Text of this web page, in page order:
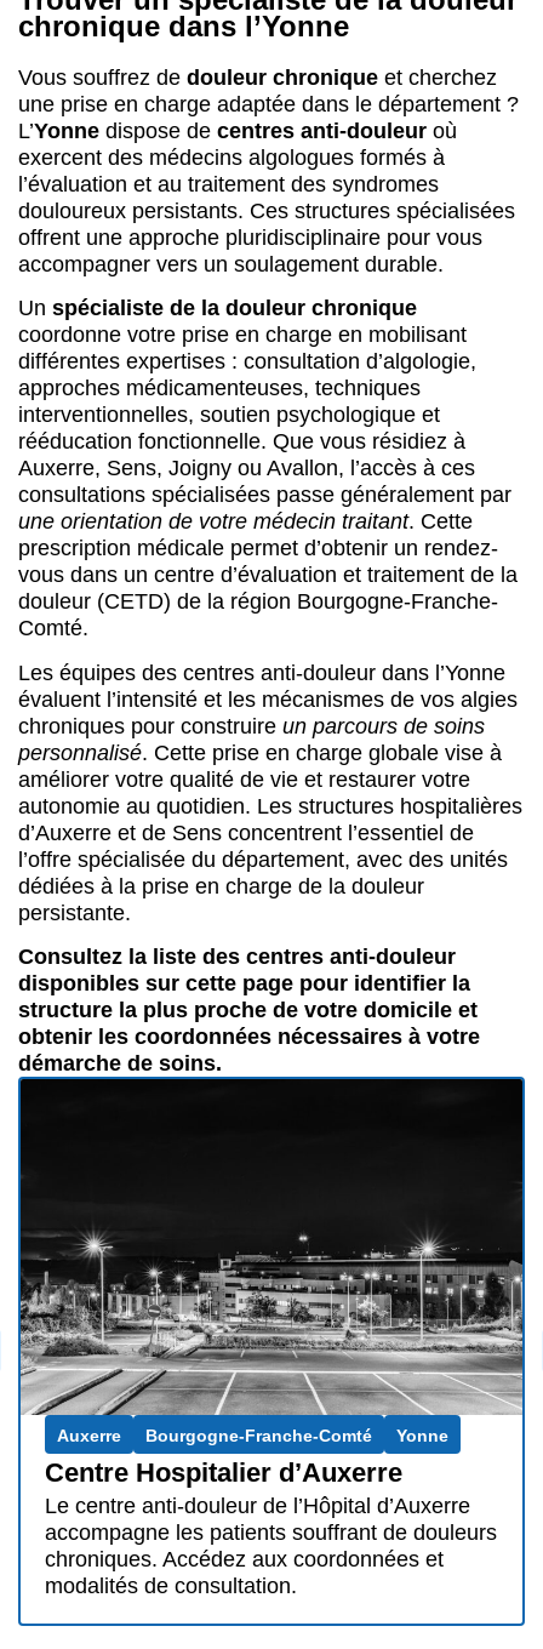
offrent une approche pluridisciplinaire pour vous
Unspécialiste de la douleur chronique
coordonne votre prise en charge en mobilisant
différentes expertises : consultation d’algologie,
approches médicamenteuses, techniques
interventionnelles, soutien psychologique et
rééducation fonctionnelle. Que vous résidiez à
Auxerre, Sens, Joigny ou Avallon, l’accès à ces
une orientation de votre médecin traitant. Cette
prescription médicale permet d’obtenir un rendez-
vous dans un centre d’évaluation et traitement de la
douleur (CETD) de la région Bourgogne-Franche-
Comté.
Les équipes des centres anti-douleur dans l’Yonne
évaluent l’intensité et les mécanismes de vos algies
chroniques pour construireun parcours de soins
personnalisé. Cette prise en charge globale vise à
améliorer votre qualité de vie et restaurer votre
autonomie au quotidien. Les structures hospitalières
d’Auxerre et de Sens concentrent l’essentiel de
dédiées à la prise en charge de la douleur
persistante.
Consultez la liste des centres anti-douleur
disponibles sur cette page pour identifier la
structure la plus proche de votre domicile et
obtenir les coordonnées nécessaires à votre
démarche de soins.
Auxerre Bourgogne-Franche-Comté Yonne
Centre Hospitalier d’Auxerre
Le centre anti-douleur de l’Hôpital d’Auxerre
accompagne les patients souffrant de douleurs
chroniques. Accédez aux coordonnées et
modalités de consultation.
Le traitement de la douleur
chronique dans l’Yonne : une prise
en charge adaptée